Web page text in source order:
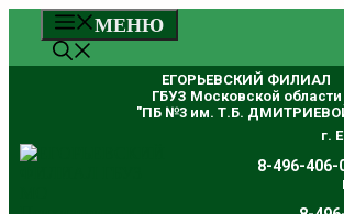
Перейти
содержимому
МЕНЮ
ЕГОРЬЕВСКИЙ ФИЛИАЛ
ГБУЗ Московской области
"ПБ №3 им. Т.Б.
г.
8-496-